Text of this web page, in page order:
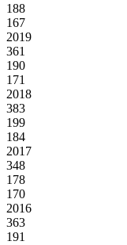
188
167
2019
361
190
171
2018
383
199
184
2017
348
178
170
2016
363
191